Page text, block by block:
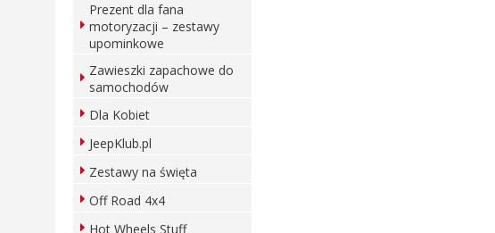
Prezent dla fana
motoryzacji – zestawy
upominkowe
Zawieszki zapachowe do
samochodów
Dla Kobiet
JeepKlub.pl
Zestawy na święta
Off Road 4x4
Hot Wheels Stuff